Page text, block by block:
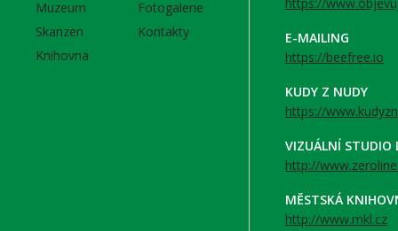
Muzeum
Skanzen
Knihovna
Fotogalerie
Kontakty
E-MAILING
https://beefree.io
KUDY Z NUDY
https://
VIZUÁLNÍ STUDIO
http://
MĚSTSKÁ
http://www.mkl.cz